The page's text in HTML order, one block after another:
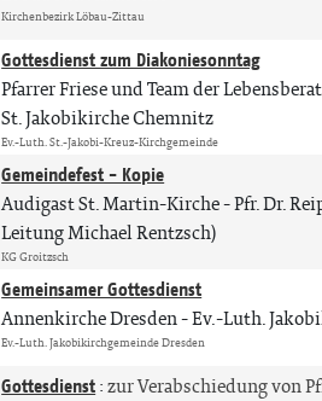
Kirchenbezirk Löbau-Zittau
Gottesdienst zum Diakoniesonntag
Pfarrer Friese und Team der
St. Jakobikirche Chemnitz
Ev.-Luth. St.-Jakobi-Kreuz-Kirchgemeinde
Gemeindefest - Kopie
Audigast St. Martin-Kirche Pfr. Dr.
Leitung Michael Rentzsch)
KG Groitzsch
Gemeinsamer Gottesdienst
Annenkirche Dresden Ev.-Luth.
Ev.-Luth. Jakobikirchgemeinde Dresden
Gottesdienst:zur Verabschiedung von